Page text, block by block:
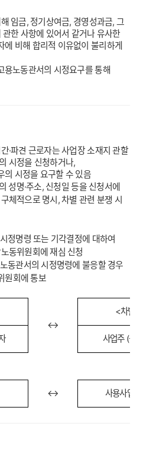
임금, 정기상여금, 경영성과금, 그
한 사항에 있어서 같거나 유사한
비해 합리적 이유없이 불리하게
용노동관서의 시정요구를 통해
·파견 근로자는 사업장 소재지 관할
시정을 신청하거나,
의 시정을 요구할 수 있음
성명·주소, 신청일 등을 신청서에
체적으로 명시, 차별 관련 분쟁 시
정명령 또는 기각결정에 대하여
동위원회에 재심 신청
동관서의 시정명령에 불응할 경우
원회에 통보
↔
<차별
사업주 (근
↔ 사용사업